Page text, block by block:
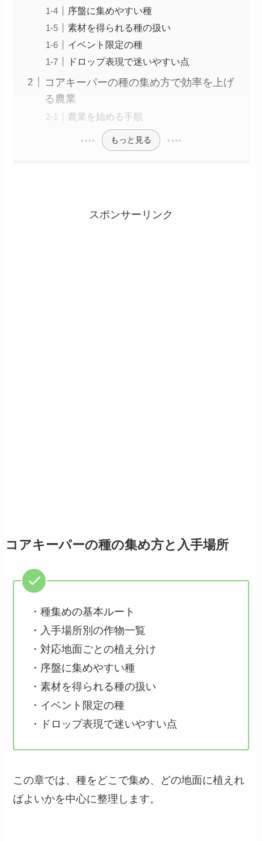
序盤に集めやすい種
素材を得られる種の扱い
イベント限定の種
ドロップ表現で迷いやすい点
コアキーパーの種の集め方で効率を上げ
る農業
農業を始める手順
もっと見る
スポンサーリンク
コアキーパーの種の集め方と入手場所
・種集めの基本ルート
・入手場所別の作物一覧
・対応地面ごとの植え分け
・序盤に集めやすい種
・素材を得られる種の扱い
・イベント限定の種
・ドロップ表現で迷いやすい点
この章では、種をどこで集め、どの地面に植えれ
ばよいかを中心に整理します。